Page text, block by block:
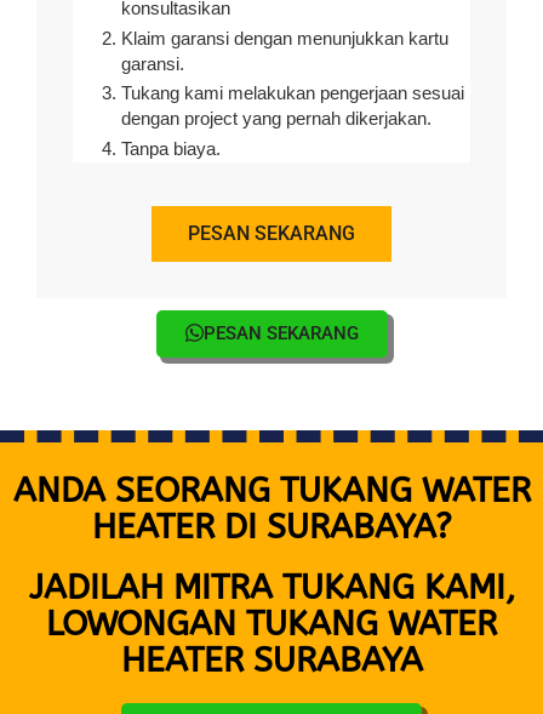
konsultasikan
Klaim garansi dengan menunjukkan kartu
garansi.
Tukang kami melakukan pengerjaan sesuai
dengan project yang pernah dikerjakan.
Tanpa biaya.
PESAN SEKARANG
PESAN SEKARANG
ANDA SEORANG TUKANG WATER
HEATER DI SURABAYA?
JADILAH MITRA TUKANG KAMI,
LOWONGAN TUKANG WATER
HEATER SURABAYA